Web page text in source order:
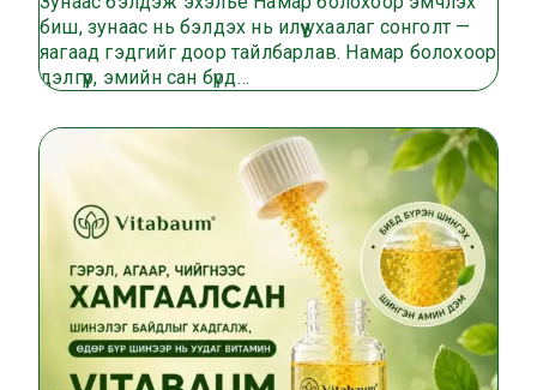
биш, зунаас нь бэлдэх нь илүү ухаалаг сонголт —
яагаад гэдгийг доор тайлбарлав. Намар болохоор
дэлгүүр, эмийн сан бүрд…